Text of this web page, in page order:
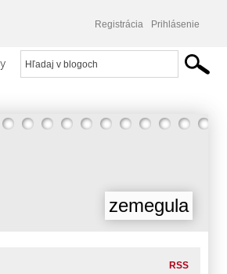
Registrácia Prihlásenie
zemegula
RSS